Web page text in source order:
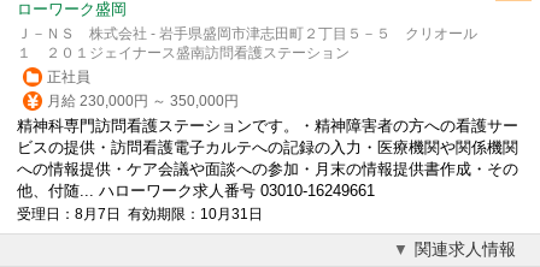
ローワーク盛岡
Ｊ－ＮＳ 株式会社 - 岩手県盛岡市津志田町２丁目５－５ クリオール
１ ２０１ジェイナース盛南訪問看護ステーション
正社員
月給 230,000円 ～ 350,000円
精神科専門訪問看護ステーションです。・精神障害者の方への看護サー
ビスの提供・訪問看護電子カルテへの記録の入力・医療機関や関係機関
への情報提供・ケア会議や面談への参加・月末の情報提供書作成・その
他、付随... ハローワーク求人番号 03010-16249661
受理日：8月7日 有効期限：10月31日
関連求人情報